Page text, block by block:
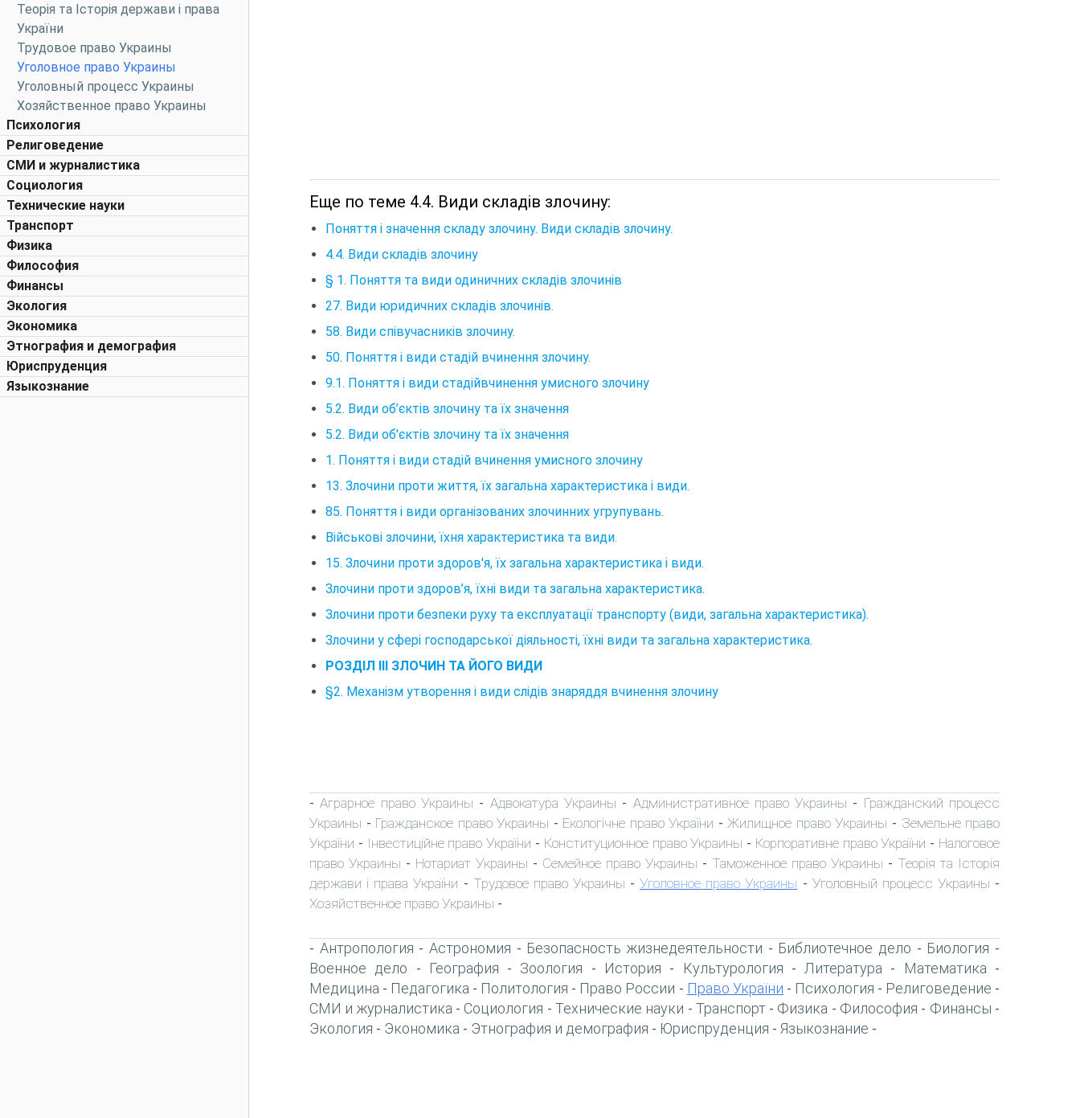
Теорія та Історія держави і права
України
Трудовое право Украины
Уголовное право Украины
Уголовный процесс Украины
Хозяйственное право Украины
Психология
Религоведение
СМИ и журналистика
Социология
Технические науки
Транспорт
Физика
Философия
Финансы
Экология
Экономика
Этнография и демография
Юриспруденция
Языкознание
Еще по теме 4.4. Види складів злочину:
Поняття і значення складу злочину. Види складів злочину.
4.4. Види складів злочину
§ 1. Поняття та види одиничних складів злочинів
27. Види юридичних складів злочинів.
58. Види співучасників злочину.
50. Поняття і види стадій вчинення злочину.
9.1. Поняття і види стадійвчинення умисного злочину
5.2. Види об’єктів злочину та їх значення
5.2. Види об'єктів злочину та їх значення
1. Поняття і види стадій вчинення умисного злочину
13. Злочини проти життя, їх загальна характеристика і види.
85. Поняття і види організованих злочинних угрупувань.
Військові злочини, їхня характеристика та види.
15. Злочини проти здоров'я, їх загальна характеристика і види.
Злочини проти здоров’я, їхні види та загальна характеристика.
Злочини проти безпеки руху та експлуатації транспорту (види, загальна характеристика).
Злочини у сфері господарської діяльності, їхні види та загальна характеристика.
РОЗДІЛ III ЗЛОЧИН ТА ЙОГО ВИДИ
§2. Механізм утворення і види слідів знаряддя вчинення злочину
-Аграрное право Украины - Адвокатура Украины - Административное право Украины - Гражданский процесс
Украины - Гражданское право Украины - Екологічне право України - Жилищное право Украины - Земельне право
України - Інвестиційне право України - Конституционное право Украины - Корпоративне право України - Налоговое
право Украины - Нотариат Украины - Семейное право Украины - Таможенное право Украины - Теорія та Історія
держави і права України - Трудовое право Украины -Уголовное право Украины - Уголовный процесс Украины -
Хозяйственное право Украины -
- Антропология -Астрономия - Безопасность жизнедеятельности - Библиотечное дело - Биология -
Военное дело - География - Зоология - История - Культурология - Литература - Математика -
Медицина - Педагогика - Политология - Право России - Право України - Психология - Религоведение -
СМИ и журналистика - Социология - Технические науки - Транспорт- Физика - Философия - Финансы -
Экология - Экономика - Этнография и демография - Юриспруденция - Языкознание -